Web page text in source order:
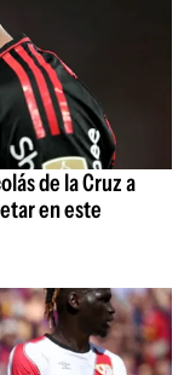
de la Cruz a
en este